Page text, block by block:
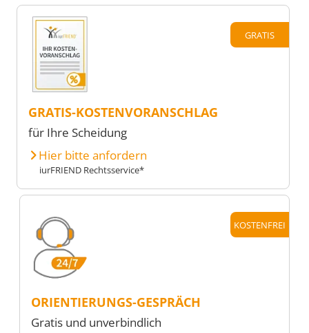
GRATIS
GRATIS-KOSTENVORANSCHLAG
für Ihre Scheidung
Hier bitte anfordern
iurFRIEND Rechtsservice*
KOSTENFREI
ORIENTIERUNGS-GESPRÄCH
Gratis und unverbindlich